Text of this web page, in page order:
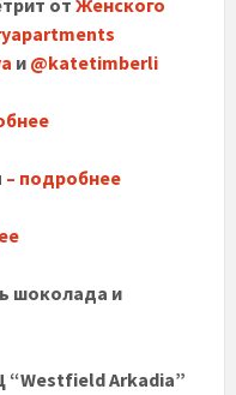
отЖенского
и @katetimberli
– подробнее
шоколада и
“Westfield Arkadia”